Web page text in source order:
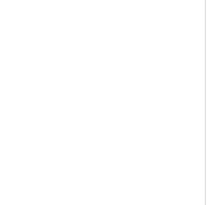
としています。